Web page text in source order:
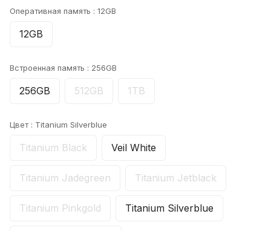
Оперативная память : 12GB
12GB
Встроенная память : 256GB
256GB 512GB 1TB
Цвет : Titanium Silverblue
Titanium Black Veil White
Titanium Jadegreen Titanium Jetblack
Titanium Pinkgold Titanium Silverblue